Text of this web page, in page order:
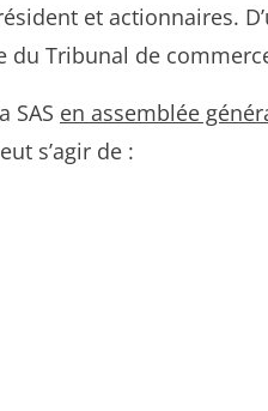
et actionnaires.
du Tribunal de
SAS en assemblée
s’agir de :